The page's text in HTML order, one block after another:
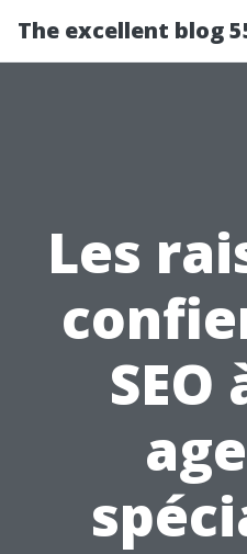
The excellent blog
Les
SEO